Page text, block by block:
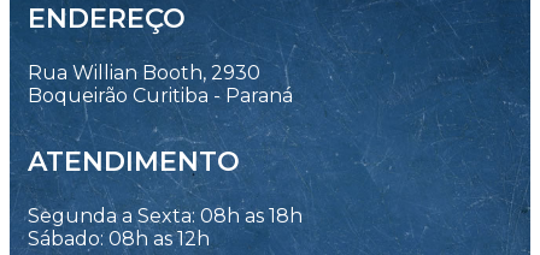
ENDEREÇO
Rua Willian Booth, 2930
Boqueirão Curitiba - Paraná
ATENDIMENTO
Segunda a Sexta: 08h as 18h
Sábado: 08h as 12h